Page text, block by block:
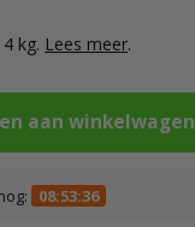
kg. Lees meer.
aan winkelwagen
08:53:35